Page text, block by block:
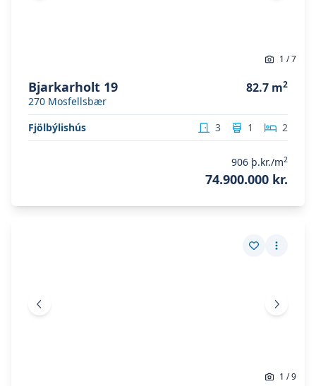
1 /7
Bjarkarholt 19
270 Mosfellsbær
82.7 m2
Fjölbýlishús 3 1 2
906 þ.kr./m2
74.900.000 kr.
Vista eign
Fleiri
Fyrri mynd Næsta
1 /9